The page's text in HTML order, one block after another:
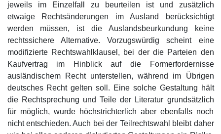
jeweils im Einzelfall zu beurteilen ist und zusätzlich
etwaige Rechtsänderungen im Ausland berücksichtigt
werden müssen, ist die Auslandsbeurkundung keine
rechtssichere Alternative. Vorzugswürdig scheint eine
modifizierte Rechtswahlklausel, bei der die Parteien den
Kaufvertrag im Hinblick auf die Formerfordernisse
ausländischem Recht unterstellen, während im Übrigen
deutsches Recht gelten soll. Eine solche Gestaltung hält
die Rechtsprechung und Teile der Literatur grundsätzlich
für möglich, wurde höchstrichterlich aber ebenfalls noch
nicht entschieden. Auch bei der Teilrechtswahl bleibt daher